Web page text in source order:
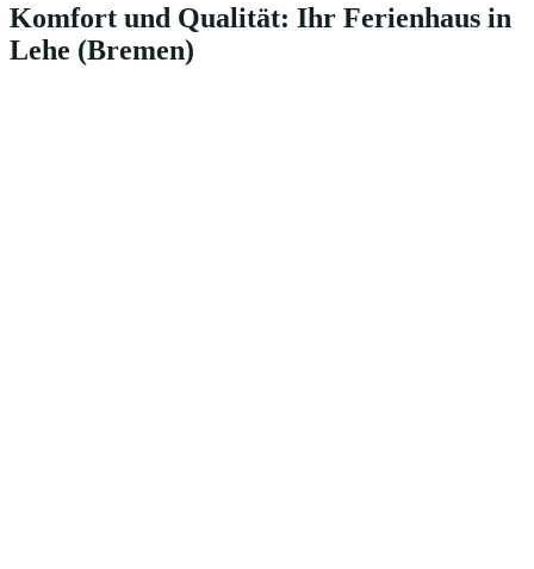
Komfort und Qualität: Ihr Ferienhaus in
Lehe (Bremen)